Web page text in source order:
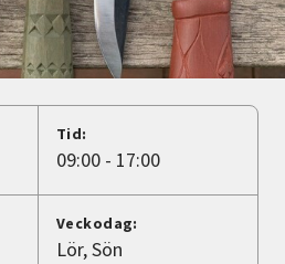
Tid:
09:00 - 17:00
Veckodag:
Lör Sön